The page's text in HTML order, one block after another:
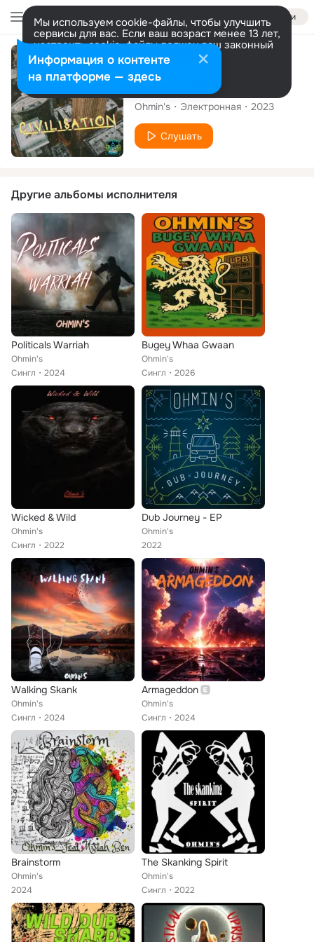
Войти
Мы используем cookie-файлы, чтобы улучшить
сервисы для вас. Если ваш возраст менее 13 лет,
настроить cookie-файлы должен ваш законный
представитель. Больше информации
Разрешить все Настроить
Альбом
Civilisation -EP
Ohmin's Электронная 2023
Слушать
Другие альбомы исполнителя
Politicals Warriah
Ohmin's
Сингл
2024
Bugey Whaa Gwaan
Ohmin's
Сингл
2026
Wicked & Wild
Ohmin's
Сингл
2022
Dub Journey - EP
Ohmin's
2022
Walking Skank
Ohmin's
Сингл
2024
Armageddon
Ohmin's
Сингл
2024
Brainstorm
Ohmin's
2024
The Skanking Spirit
Ohmin's
Сингл
2022
Информация о контенте
на платформе — здесь